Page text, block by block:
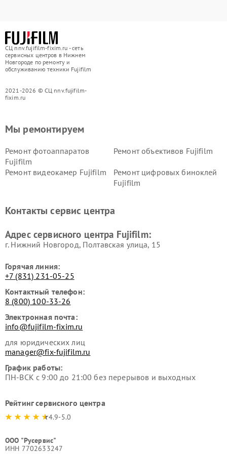
СЦ nnv.fujifilm-fixim.ru - сеть
сервисных центров в Нижнем
Новгороде по ремонту и
обслуживанию техники Fujifilm
2021-2026 © СЦ nnv.fujifilm-
fixim.ru
Мы ремонтируем
Ремонт фотоаппаратов
Fujifilm
Ремонт объективов Fujifilm
Ремонт видеокамер Fujifilm
Ремонт цифровых биноклей
Fujifilm
Контакты сервис центра
Адрес сервисного центра Fujifilm:
г. Нижний Новгород, Полтавская улица, 15
Горячая линия:
+7 (831) 231-05-25
Контактный телефон:
8 (800) 100-33-26
Электронная почта:
info@fujifilm-fixim.ru
для юридических лиц
manager@fix-fujifilm.ru
График работы:
ПН-ВСК с 9:00 до 21:00 без перерывов и выходных
Рейтинг сервисного центра
4.9-5.0
ООО "Русервис"
ИНН 7702633247